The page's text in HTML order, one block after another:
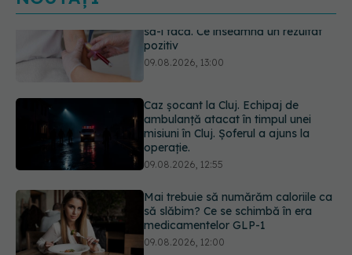
Caz șocant la Cluj. Echipaj de
ambulanță atacat în timpul unei
09.08.2026, 12:55
Mai trebuie să numărăm caloriile ca
să slăbim? Ce se schimbă în era
medicamentelor GLP-1
09.08.2026, 12:00
Dieta care îți distruge creierul,
potrivit cercetătorilor de la Harvard